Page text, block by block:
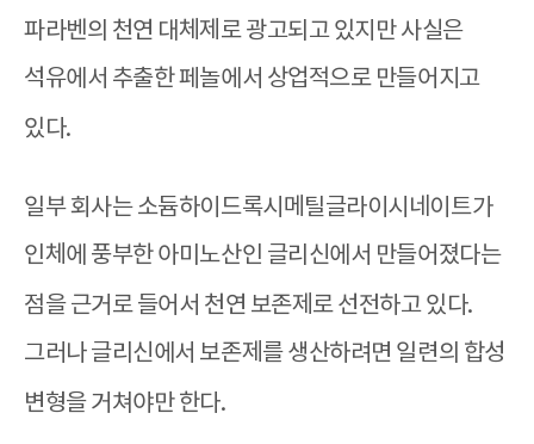
파라벤의 천연 대체제로 광고되고 있지만 사실은
석유에서 추출한 페놀에서 상업적으로 만들어지고
있다.
일부 회사는 소듐하이드록시메틸글라이시네이트가
인체에 풍부한 아미노산인 글리신에서 만들어졌다는
점을 근거로 들어서 천연 보존제로 선전하고 있다.
그러나 글리신에서 보존제를 생산하려면 일련의 합성
변형을 거쳐야만 한다.